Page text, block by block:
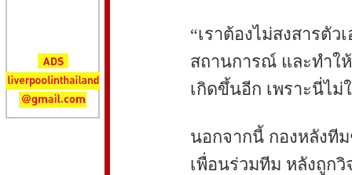
“เราต้องไม่สงสารตัว
สถานการณ์ และทำใ
เกิดขึ้นอีก เพราะนี่ไม่
นอกจากนี้ กองหลังที
เพื่อนร่วมทีม หลังถูกวิ